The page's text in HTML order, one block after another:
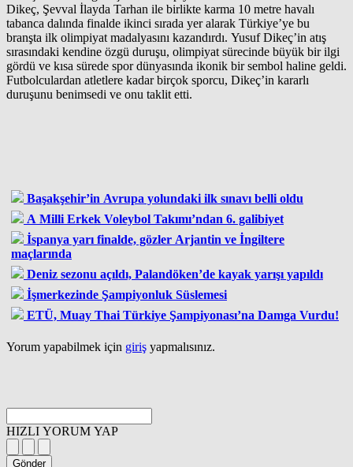
Dikeç, Şevval İlayda Tarhan ile birlikte karma 10 metre havalı
tabanca dalında finalde ikinci sırada yer alarak Türkiye’ye bu
branşta ilk olimpiyat madalyasını kazandırdı. Yusuf Dikeç’in atış
sırasındaki kendine özgü duruşu, olimpiyat sürecinde büyük bir ilgi
gördü ve kısa sürede spor dünyasında ikonik bir sembol haline geldi.
Futbolculardan atletlere kadar birçok sporcu, Dikeç’in kararlı
duruşunu benimsedi ve onu taklit etti.
Başakşehir’in Avrupa yolundaki ilk sınavı belli oldu
A Milli Erkek Voleybol Takımı’ndan 6. galibiyet
İspanya yarı finalde, gözler Arjantin ve İngiltere
maçlarında
Deniz sezonu açıldı, Palandöken’de kayak yarışı yapıldı
İşmerkezinde Şampiyonluk Süslemesi
ETÜ, Muay Thai Türkiye Şampiyonası’na Damga Vurdu!
Yorum yapabilmek için giriş yapmalısınız.
HIZLI YORUM YAP
Gönder